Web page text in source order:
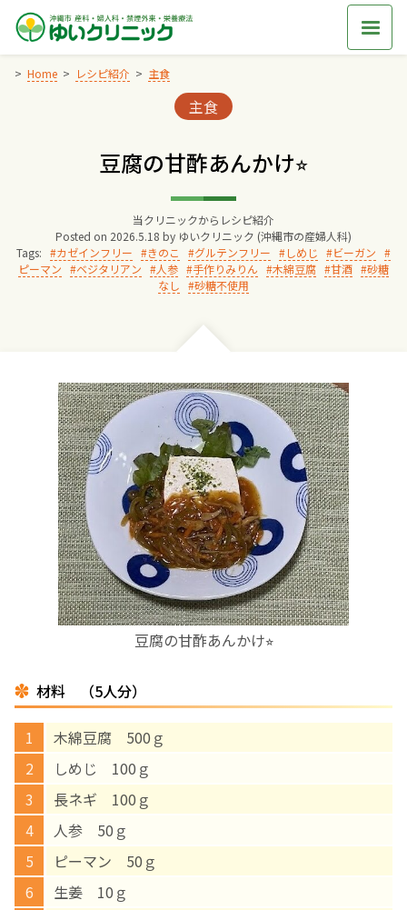
Skip
content
Home レシピ紹介 主食
Categories:
主食
豆腐の甘酢あんかけ⭐︎
当クリニックからレシピ紹介
Posted on 2026.5.18 by ゆいクリニック (沖縄市の産婦人科)
Tags:
カゼインフリー きのこ グルテンフリー しめじ
ビーガン
ピーマン
ベジタリアン 人参 手作りみりん 木綿豆腐 甘酒
砂糖
なし
砂糖不使用
豆腐の甘酢あんかけ⭐︎
材料 （5人分）
木綿豆腐 500ｇ
しめじ 100ｇ
長ネギ 100ｇ
人参 50ｇ
ピーマン 50ｇ
生姜 10ｇ
院長からのごあいさつ
ゆいクリニックの経営理念
診療料金
妊婦健診
お産について
親と子の結びつき支援
母乳育児
予防接種
その他の診療内容
‘さんルーム’ でさまざまな講座・クラス
遠方にお住まいで当院での出産を希望される方へ
医師プロフィール